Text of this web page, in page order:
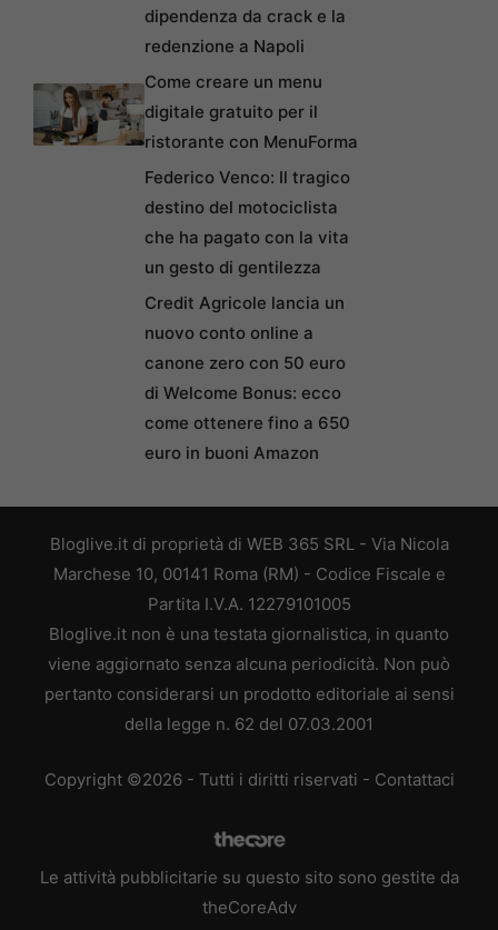
dipendenza da crack e la
redenzione a Napoli
Come creare un menu
digitale gratuito per il
ristorante con MenuForma
Federico Venco: Il tragico
destino del motociclista
che ha pagato con la vita
un gesto di gentilezza
Credit Agricole lancia un
nuovo conto online a
canone zero con 50 euro
di Welcome Bonus: ecco
come ottenere fino a 650
euro in buoni Amazon
Bloglive.it di proprietà di WEB 365 SRL - Via Nicola
Marchese 10, 00141 Roma (RM) - Codice Fiscale e
Partita I.V.A. 12279101005
Bloglive.it non è una testata giornalistica, in quanto
viene aggiornato senza alcuna periodicità. Non può
pertanto considerarsi un prodotto editoriale ai sensi
della legge n. 62 del 07.03.2001
Copyright ©2026 - Tutti i diritti riservati - Contattaci
Le attività pubblicitarie su questo sito sono gestite da
theCoreAdv